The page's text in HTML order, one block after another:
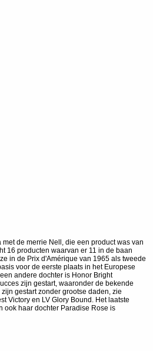
de merrie Nell, die een product was van
16 producten waarvan er 11 in de baan
in de Prix d'Amérique van 1965 als tweede
voor de eerste plaats in het Europese
andere dochter is Honor Bright
zijn gestart, waaronder de bekende
gestart zonder grootse daden, zie
Victory en LV Glory Bound. Het laatste
ook haar dochter Paradise Rose is